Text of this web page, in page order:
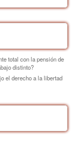
total con la pensión de
distinto?
el derecho a la libertad